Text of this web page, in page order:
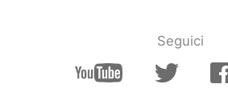
Türkçe Tiếng Việt
Seguici